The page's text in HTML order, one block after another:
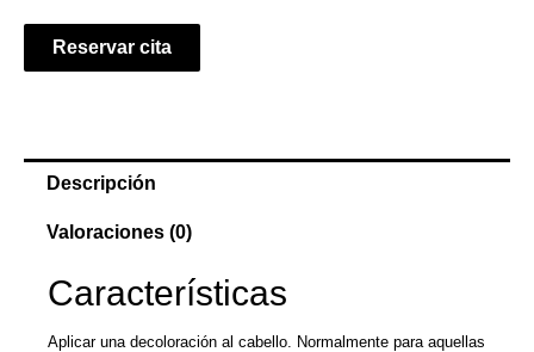
Reservar cita
Descripción
Valoraciones (0)
Características
Aplicar una decoloración al cabello. Normalmente para aquellas